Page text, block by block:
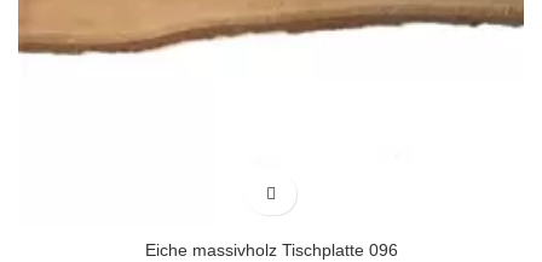
Eiche massivholz Tischplatte 096